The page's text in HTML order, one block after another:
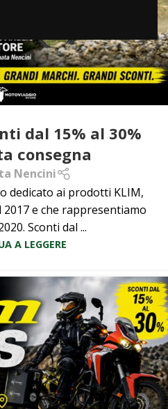
dal 15% al 30%
consegna
Nencini
dedicato ai prodotti KLIM,
e che rappresentiamo
Sconti dal ...
A LEGGERE